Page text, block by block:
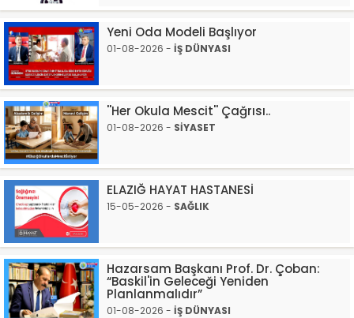
Yeni Oda Modeli Başlıyor
01-08-2026 - İŞ DÜNYASI
''Her Okula Mescit'' Çağrısı..
01-08-2026 - SİYASET
ELAZIĞ HAYAT HASTANESİ
15-05-2026 - SAĞLIK
Hazarsam Başkanı Prof. Dr. Çoban:
“Baskil'in Geleceği Yeniden
Planlanmalıdır”
01-08-2026 - İŞ DÜNYASI